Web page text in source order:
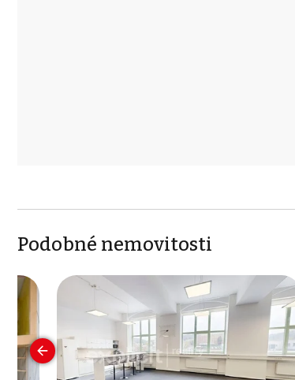
Podobné nemovitosti